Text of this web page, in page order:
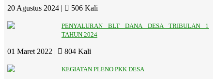
20 Agustus 2024 | 506 Kali
PENYALURAN BLT DANA DESA TRIBULAN 1
TAHUN 2024
01 Maret 2022 | 804 Kali
KEGIATAN PLENO PKK DESA